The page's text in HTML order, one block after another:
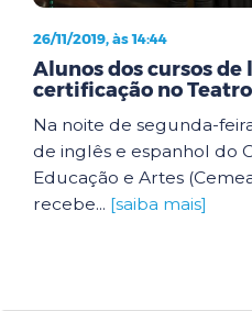
26/11/2019, às 14:44
Alunos dos cursos
certificação no
Na noite de segunda-
de inglês e espanhol do
Educação e Artes
recebe... [saiba mais]